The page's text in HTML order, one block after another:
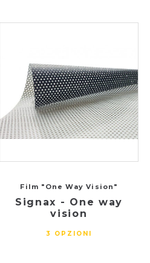
Film "One Way Vision"
Signax - One way
vision
3 OPZIONI